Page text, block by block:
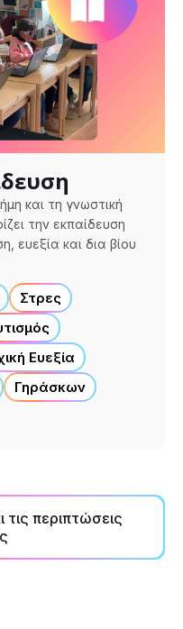
και τη γνωστική
την εκπαίδευση
ευεξία και δια βίου
Στρες
Ευεξία
Γηράσκων
περιπτώσεις